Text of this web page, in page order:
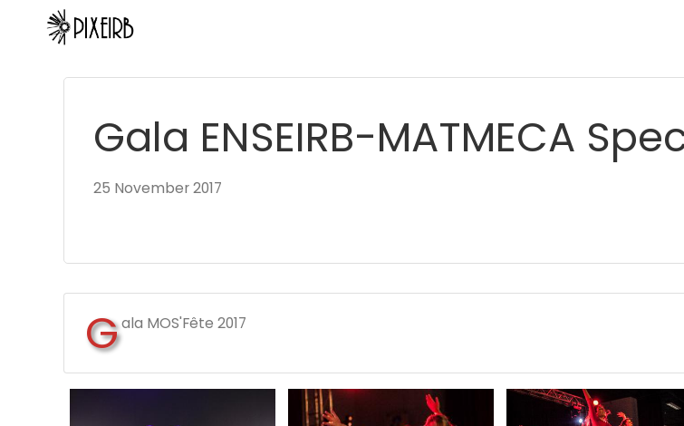
Gala ENSEIRB-MATMECA
25 November 2017
Gala MOS'Fête 2017